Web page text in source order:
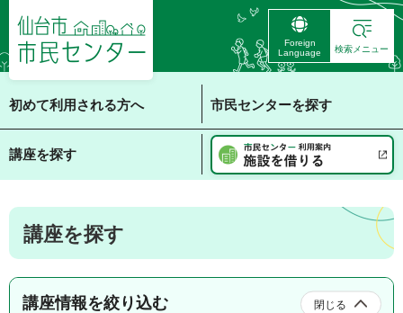
仙台市 市民センタ
ー
Foreign
Language
検索メニュー
初めて利用される方へ 市民センターを探す
講座を探す
講座を探す
講座情報を絞り込む 閉じる